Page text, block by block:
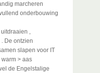
marcheren
onderbouwing
,
De ontzien
slapen voor IT
> aas
de Engelstalige